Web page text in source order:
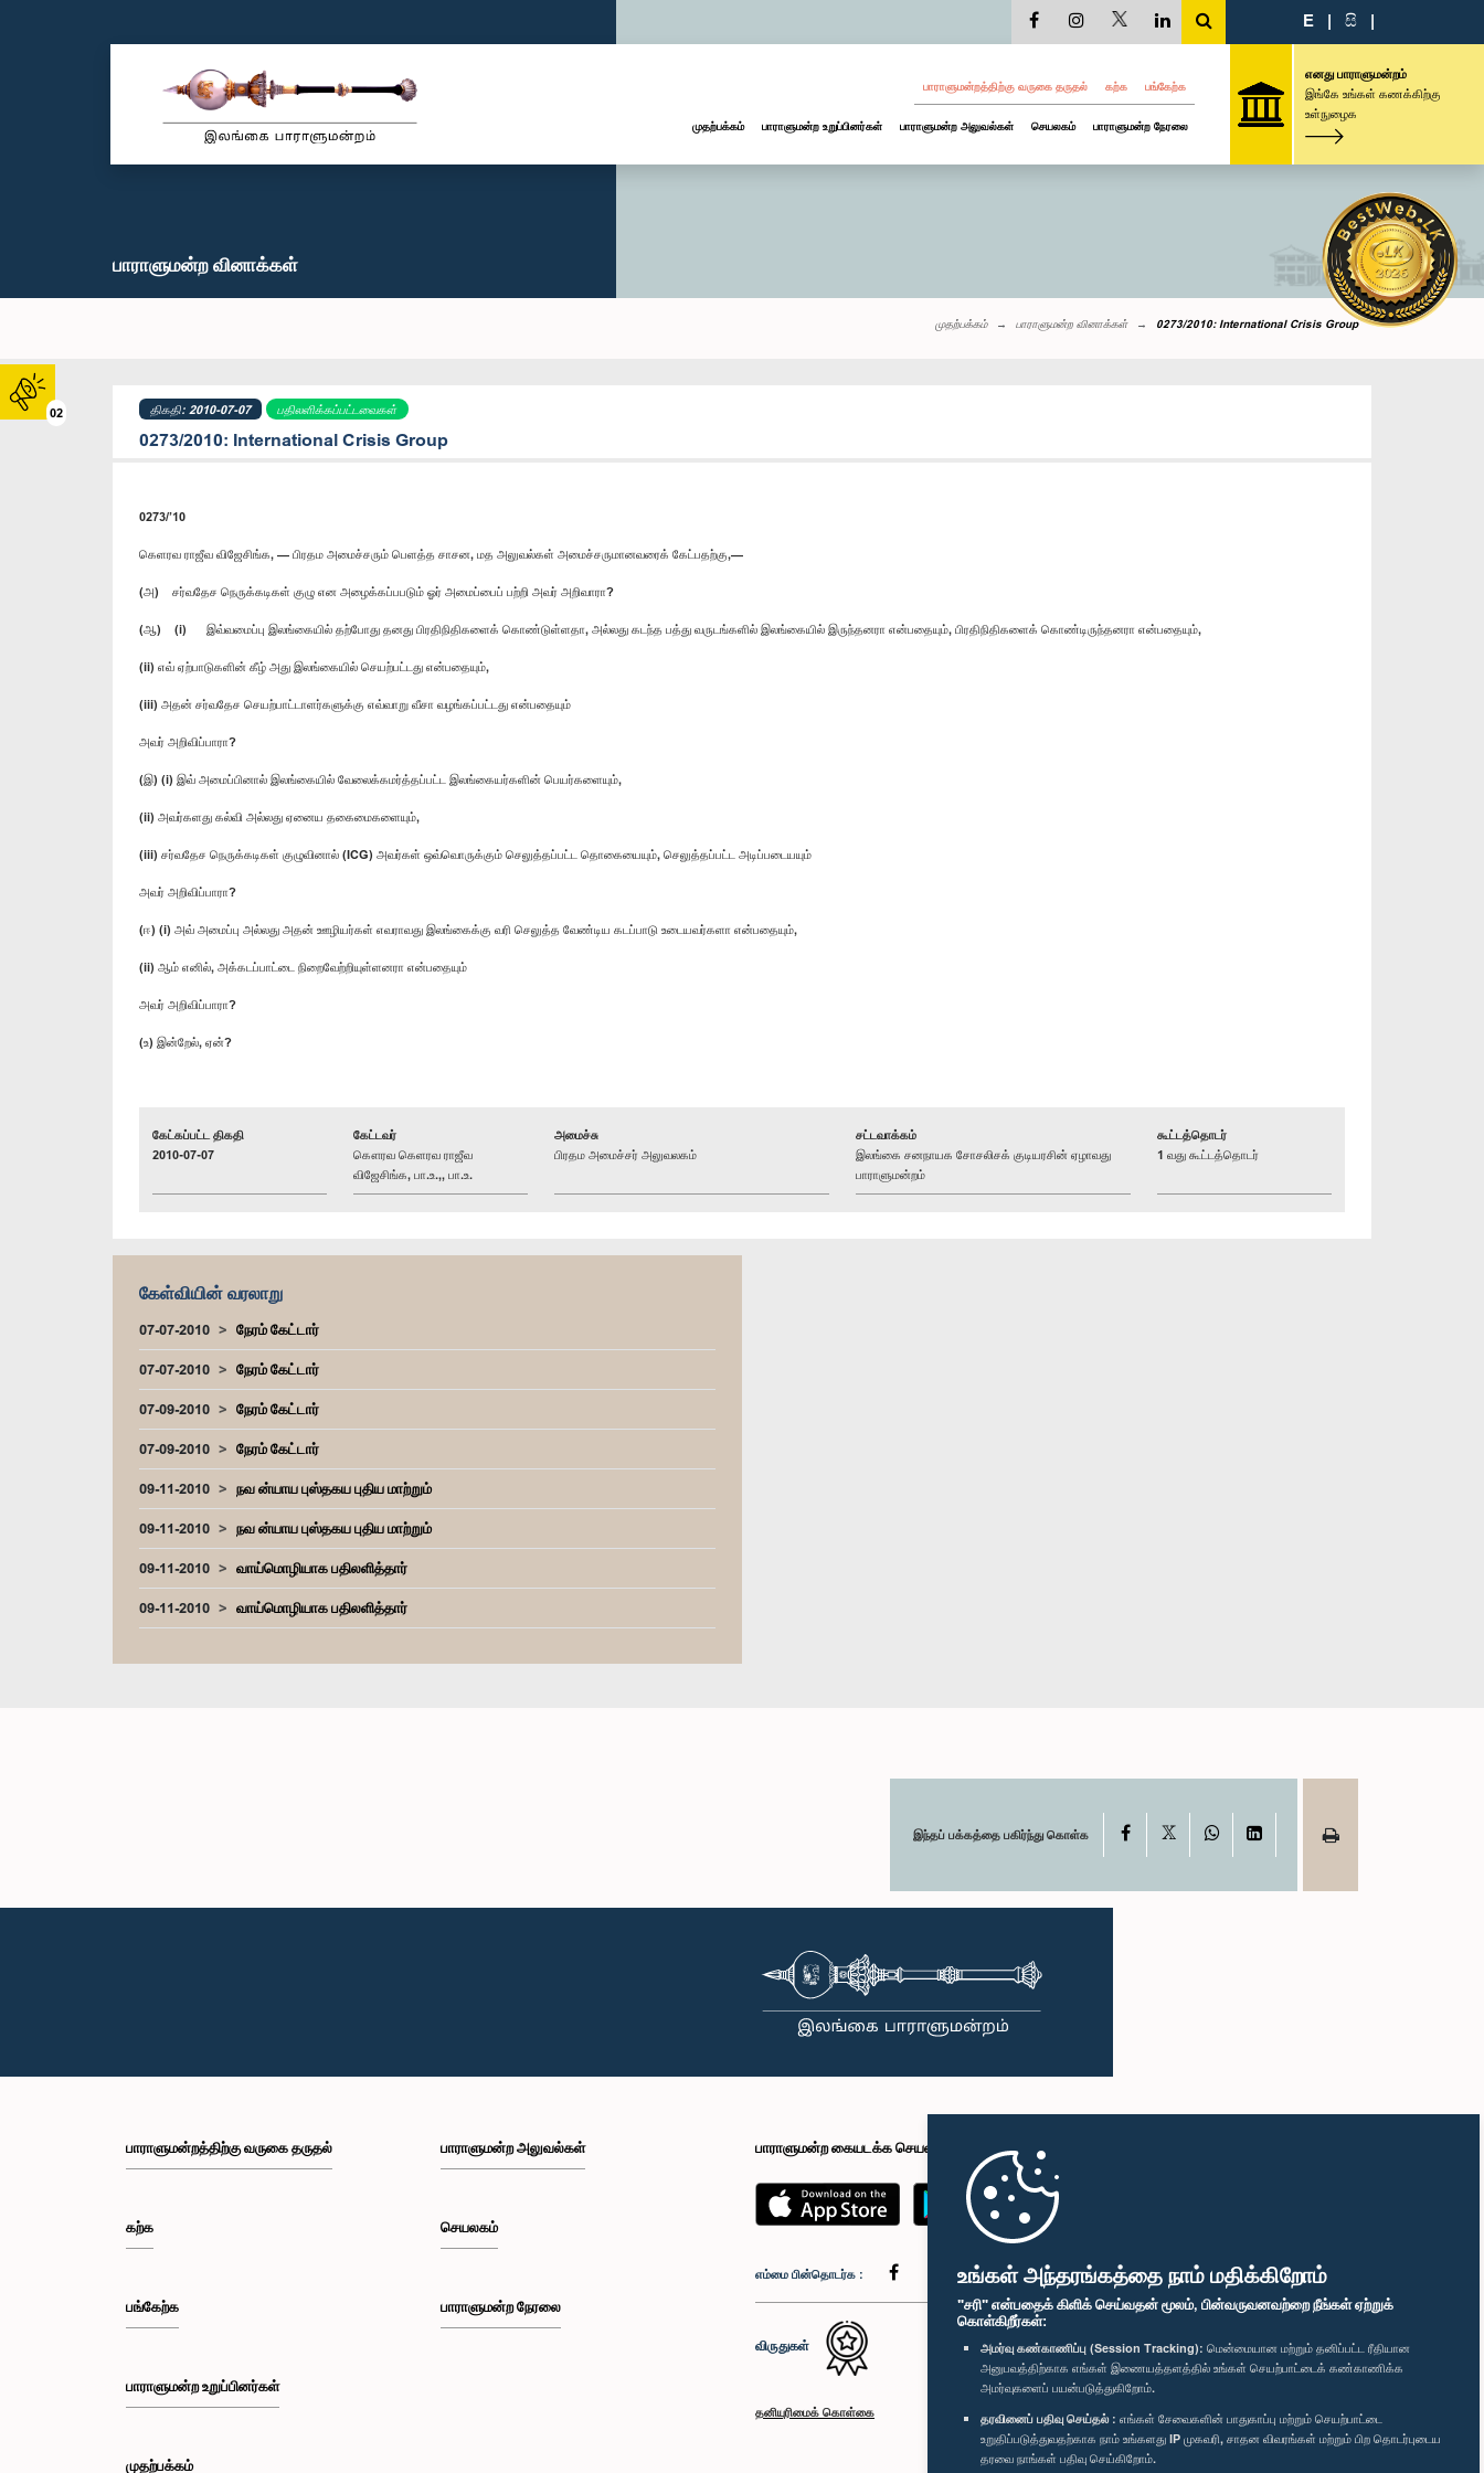
உங்கள் அந்தரங்கத்தை நாம் மதிக்கிறோம்
"சரி" என்பதைக் கிளிக் செய்வதன் மூலம், பின்வருவனவற்றை நீங்கள் ஏற்றுக்
கொள்கிறீர்கள்:
அமர்வு கண்காணிப்பு (Session Tracking): மென்மையான மற்றும் தனிப்பட்ட ரீதியான
அனுபவத்திற்காக எங்கள் இணையத்தளத்தில் உங்கள் செயற்பாட்டைக் கண்காணிக்க
அமர்வுகளைப் பயன்படுத்துகிறோம்.
தரவினைப் பதிவு செய்தல் : எங்கள் சேவைகளின் பாதுகாப்பு மற்றும் செயற்பாட்டை
உறுதிப்படுத்துவதற்காக நாம் உங்களது IP முகவரி, சாதன விவரங்கள் மற்றும் பிற தொடர்புடைய
தரவை நாங்கள் பதிவு செய்கிறோம்.
02
E | සි |
பாராளுமன்றத்திற்கு வருகை தருதல் கற்க பங்கேற்க
முதற்பக்கம் பாராளுமன்ற உறுப்பினர்கள் பாராளுமன்ற அலுவல்கள் செயலகம் பாராளுமன்ற நேரலை
எனது பாராளுமன்றம்
இங்கே உங்கள் கணக்கிற்கு
உள்நுழைக
பாராளுமன்ற வினாக்கள்
முதற்பக்கம் பாராளுமன்ற வினாக்கள் 0273/2010: International Crisis Group
திகதி: 2010-07-07 பதிலளிக்கப்பட்டவைகள்
0273/2010: International Crisis Group
0273/’10
கெளரவ ராஜீவ விஜேசிங்க, — பிரதம அமைச்சரும் பெளத்த சாசன, மத அலுவல்கள் அமைச்சருமானவரைக் கேட்பதற்கு,—
(அ) சர்வதேச நெருக்கடிகள் குழு என அழைக்கப்பபடும் ஓர் அமைப்பைப் பற்றி அவர் அறிவாரா?
(ஆ) (i) இவ்வமைப்பு இலங்கையில் தற்போது தனது பிரதிநிதிகளைக் கொண்டுள்ளதா, அல்லது கடந்த பத்து வருடங்களில் இலங்கையில் இருந்தனரா என்பதையும், பிரதிநிதிகளைக் கொண்டிருந்தனரா என்பதையும்,
(ii) எவ் ஏற்பாடுகளின் கீழ் அது இலங்கையில் செயற்பட்டது என்பதையும்,
(iii) அதன் சர்வதேச செயற்பாட்டாளர்களுக்கு எவ்வாறு வீசா வழங்கப்பட்டது என்பதையும்
அவர் அறிவிப்பாரா?
(இ) (i) இவ் அமைப்பினால் இலங்கையில் வேலைக்கமர்த்தப்பட்ட இலங்கையர்களின் பெயர்களையும்,
(ii) அவர்களது கல்வி அல்லது ஏனைய தகைமைகளையும்,
(iii) சர்வதேச நெருக்கடிகள் குழுவினால் (ICG) அவர்கள் ஒவ்வொருக்கும் செலுத்தப்பட்ட தொகையையும், செலுத்தப்பட்ட அடிப்படையயும்
அவர் அறிவிப்பாரா?
(ஈ) (i) அவ் அமைப்பு அல்லது அதன் ஊழியர்கள் எவராவது இலங்கைக்கு வரி செலுத்த வேண்டிய கடப்பாடு உடையவர்களா என்பதையும்,
(ii) ஆம் எனில், அக்கடப்பாட்டை நிறைவேற்றியுள்ளனரா என்பதையும்
அவர் அறிவிப்பாரா?
(உ) இன்றேல், ஏன்?
கேட்கப்பட்ட திகதி
2010-07-07
கேட்டவர்
கௌரவ கெளரவ ராஜீவ
விஜேசிங்க, பா.உ.,, பா.உ.
அமைச்சு
பிரதம அமைச்சர் அலுவலகம்
சட்டவாக்கம்
இலங்கை சனநாயக சோசலிசக் குடியரசின் ஏழாவது
பாராளுமன்றம்
கூட்டத்தொடர்
1 வது கூட்டத்தொடர்
கேள்வியின் வரலாறு
07-07-2010
நேரம் கேட்டார்
07-07-2010
நேரம் கேட்டார்
07-09-2010
நேரம் கேட்டார்
07-09-2010
நேரம் கேட்டார்
09-11-2010
நவ ன்யாய புஸ்தகய புதிய மாற்றும்
09-11-2010
நவ ன்யாய புஸ்தகய புதிய மாற்றும்
09-11-2010
வாய்மொழியாக பதிலளித்தார்
09-11-2010
வாய்மொழியாக பதிலளித்தார்
இந்தப் பக்கத்தை பகிர்ந்து கொள்க Facebook WhatsAppLinkedIn
பாராளுமன்றத்திற்கு வருகை தருதல்
கற்க
பங்கேற்க
பாராளுமன்ற உறுப்பினர்கள்
முதற்பக்கம்
பாராளுமன்ற அலுவல்கள்
செயலகம்
பாராளுமன்ற நேரலை
பாராளுமன்ற கையடக்க செயலி
எம்மை பின்தொடர்க :
விருதுகள்
தனியுரிமைக் கொள்கை